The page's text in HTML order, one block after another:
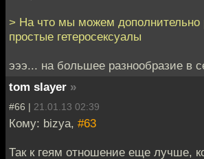
> На что мы можем дополнительно
простые гетеросексуалы
эээ... на большее разнообразие в
tom slayer »
#66 | 21.01.13 02:39
Кому: bizya, #63
Так к геям отношение еще лучше,